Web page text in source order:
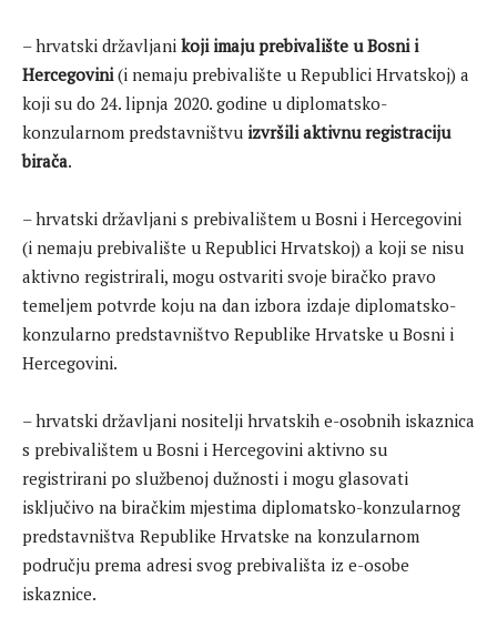
– hrvatski državljani koji imaju prebivalište u Bosni i
Hercegovini (i nemaju prebivalište u Republici Hrvatskoj) a
koji su do 24. lipnja 2020. godine u diplomatsko-
konzularnom predstavništvu izvršili aktivnu registraciju
birača.
– hrvatski državljani s prebivalištem u Bosni i Hercegovini
(i nemaju prebivalište u Republici Hrvatskoj) a koji se nisu
aktivno registrirali, mogu ostvariti svoje biračko pravo
temeljem potvrde koju na dan izbora izdaje diplomatsko-
konzularno predstavništvo Republike Hrvatske u Bosni i
Hercegovini.
– hrvatski državljani nositelji hrvatskih e-osobnih iskaznica
s prebivalištem u Bosni i Hercegovini aktivno su
registrirani po službenoj dužnosti i mogu glasovati
isključivo na biračkim mjestima diplomatsko-konzularnog
predstavništva Republike Hrvatske na konzularnom
području prema adresi svog prebivališta iz e-osobe
iskaznice.